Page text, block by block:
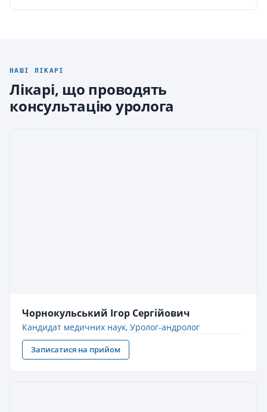
НАШІ ЛІКАРІ
Лікарі, що проводять
консультацію уролога
Чорнокульський Ігор Сергійович
Кандидат медичних наук, Уролог-андролог
Записатися на прийом